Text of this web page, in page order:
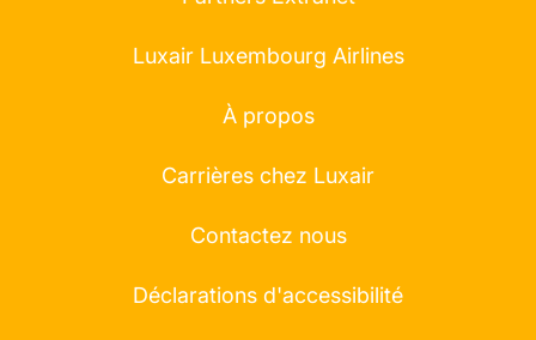
Luxair Luxembourg Airlines
À propos
Carrières chez Luxair
Contactez nous
Déclarations d'accessibilité